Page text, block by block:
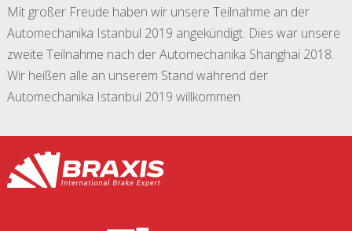
Mit großer Freude haben wir unsere Teilnahme an der
Automechanika Istanbul 2019 angekündigt. Dies war unsere
zweite Teilnahme nach der Automechanika Shanghai 2018.
Wir heißen alle an unserem Stand während der
Automechanika Istanbul 2019 willkommen.